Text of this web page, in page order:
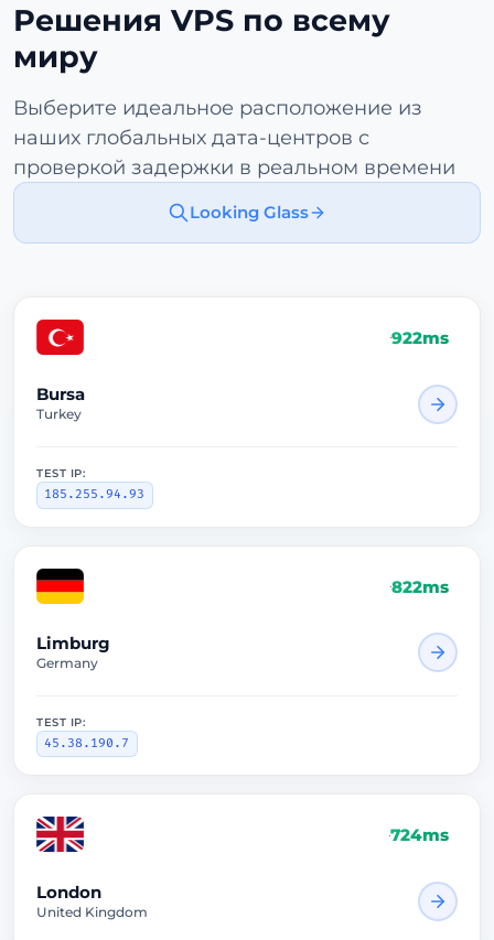
Решения VPS по всему
миру
Выберите идеальное расположение из
наших глобальных дата-центров с
проверкой задержки в реальном времени
Looking Glass
922ms
Bursa
Turkey
TEST IP:
185.255.94.93
822ms
Limburg
Germany
TEST IP:
45.38.190.7
724ms
London
United Kingdom